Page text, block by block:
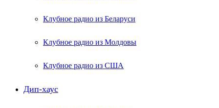
Клубное радио из Беларуси
Клубное радио из Молдовы
Клубное радио из США
Дип-хаус